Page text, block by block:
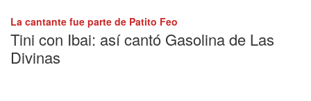
La cantante fue parte de Patito Feo
Tini con Ibai: así cantó Gasolina de Las
Divinas